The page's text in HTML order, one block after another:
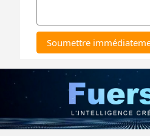
Soumettre